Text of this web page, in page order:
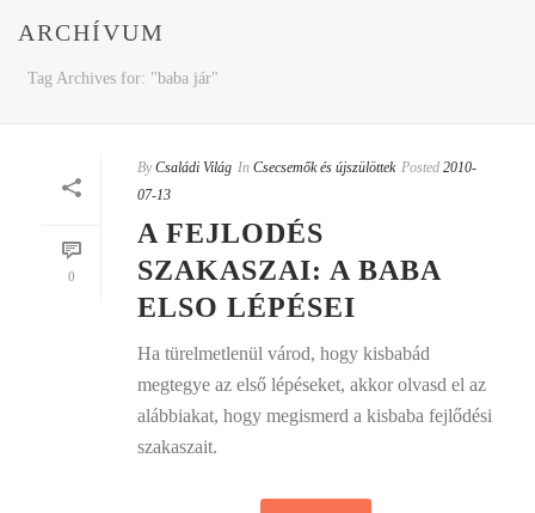
ARCHÍVUM
Tag Archives for: "baba jár"
0
By Családi Világ In Csecsemők és újszülöttek Posted 2010-
07-13
A FEJLODÉS
SZAKASZAI: A BABA
ELSO LÉPÉSEI
Ha türelmetlenül várod, hogy kisbabád
megtegye az első lépéseket, akkor olvasd el az
alábbiakat, hogy megismerd a kisbaba fejlődési
szakaszait.